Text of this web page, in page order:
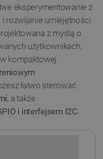
eksperymentowanie z
rozwijanie umiejętności
z myślą o
użytkownikach,
w kompaktowej
łatwo sterować
, a także
i interfejsem I2C.